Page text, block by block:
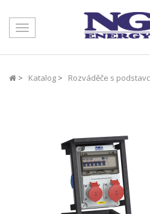
Toggle
> Katalog > Rozváděče s